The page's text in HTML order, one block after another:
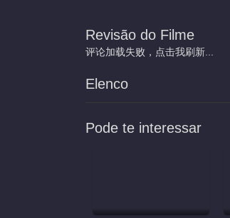
Revisão do Filme
评论加载失败，点击我刷新...
Elenco
Pode te interessar